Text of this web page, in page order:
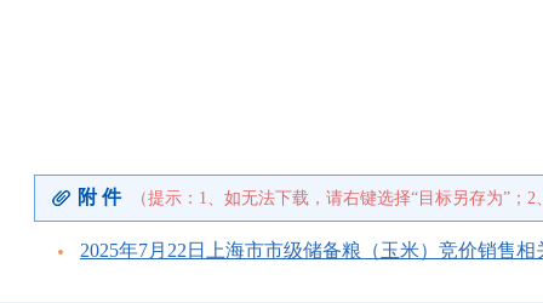
附 件 （提示：1、如无法下载，请右键选择“目标另存为”；
2025年7月22日上海市市级储备粮（玉米）竞价销售